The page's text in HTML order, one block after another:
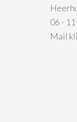
06 -
Mail